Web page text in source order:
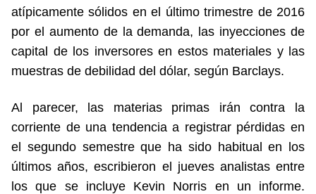
atípicamente sólidos en el último trimestre de 2016
por el aumento de la demanda, las inyecciones de
capital de los inversores en estos materiales y las
muestras de debilidad del dólar, según Barclays.
Al parecer, las materias primas irán contra la
corriente de una tendencia a registrar pérdidas en
el segundo semestre que ha sido habitual en los
últimos años, escribieron el jueves analistas entre
los que se incluye Kevin Norris en un informe.